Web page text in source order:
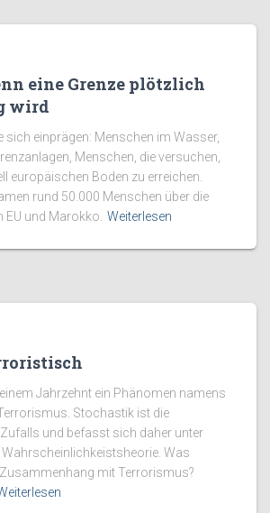
eine Grenze plötzlich
wird
sich einprägen: Menschen im Wasser,
Menschen, die versuchen,
europäischen Boden zu erreichen.
rund 50.000 Menschen über die
EU und Marokko. Weiterlesen
Jahrzehnt ein Phänomen namens
Stochastik ist die
und befasst sich daher unter
Was
mit Terrorismus?